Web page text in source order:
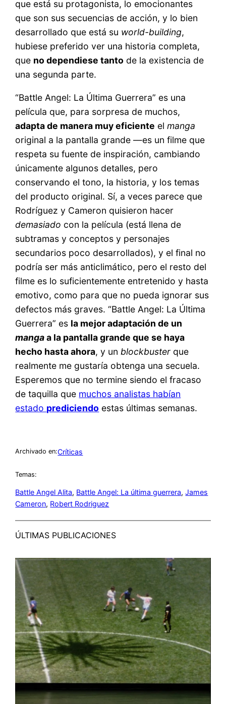
que está su protagonista, lo emocionantes
que son sus secuencias de acción, y lo bien
desarrollado que está su world-building,
hubiese preferido ver una historia completa,
que no dependiese tanto de la existencia de
una segunda parte.
“Battle Angel: La Última Guerrera” es una
película que, para sorpresa de muchos,
adapta de manera muy eficiente elmanga
original a la pantalla grande —es un filme que
respeta su fuente de inspiración, cambiando
únicamente algunos detalles, pero
conservando el tono, la historia, y los temas
del producto original. Sí, a veces parece que
Rodríguez y Cameron quisieron hacer
demasiado con la película (está llena de
subtramas y conceptos y personajes
secundarios poco desarrollados), y el final no
podría ser más anticlimático, pero el resto del
filme es lo suficientemente entretenido y hasta
emotivo, como para que no pueda ignorar sus
defectos más graves. “Battle Angel: La Última
Guerrera” es la mejor adaptación de un
mangaa la pantalla grande que se haya
hecho hasta ahora, y un blockbuster que
realmente me gustaría obtenga una secuela.
Esperemos que no termine siendo el fracaso
de taquilla que muchos analistas habían
estado prediciendo estas últimas semanas.
Archivado en:Críticas
Temas:
Battle Angel Alita, Battle Angel: La última guerrera, James
Cameron, Robert Rodriguez
ÚLTIMAS PUBLICACIONES